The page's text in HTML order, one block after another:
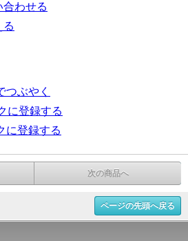
合わせる
る
つぶやく
に登録する
に登録する
次の商品へ
ページの先頭へ戻る